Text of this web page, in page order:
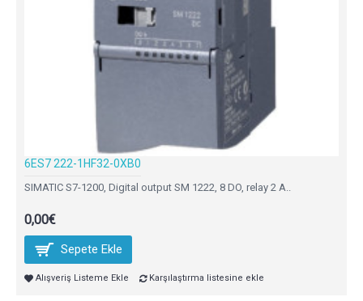
6ES7 222-1HF32-0XB0
SIMATIC S7-1200, Digital output SM 1222, 8 DO, relay 2 A..
0,00€
Sepete Ekle
Alışveriş Listeme Ekle Karşılaştırma listesine ekle